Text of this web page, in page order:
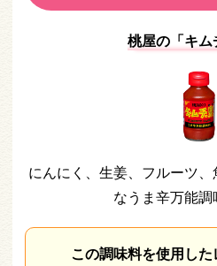
桃屋の「キム
にんにく、生姜、フルーツ
なうま辛万能調
この調味料を使用した